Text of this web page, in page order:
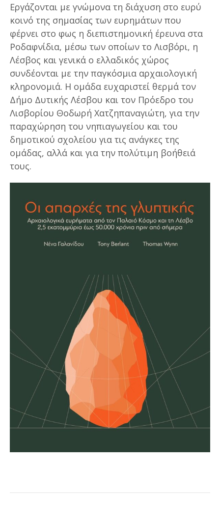
Εργάζονται με γνώμονα τη διάχυση στο ευρύ
κοινό της σημασίας των ευρημάτων που
φέρνει στο φως η διεπιστημονική έρευνα στα
Ροδαφνίδια, μέσω των οποίων το Λισβόρι, η
Λέσβος και γενικά ο ελλαδικός χώρος
συνδέονται με την παγκόσμια αρχαιολογική
κληρονομιά. Η ομάδα ευχαριστεί θερμά τον
Δήμο Δυτικής Λέσβου και τον Πρόεδρο του
Λισβορίου Θοδωρή Χατζηπαναγιώτη, για την
παραχώρηση του νηπιαγωγείου και του
δημοτικού σχολείου για τις ανάγκες της
ομάδας, αλλά και για την πολύτιμη βοήθειά
τους.